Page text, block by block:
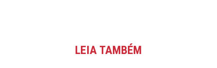
LEIA TAMBÉM